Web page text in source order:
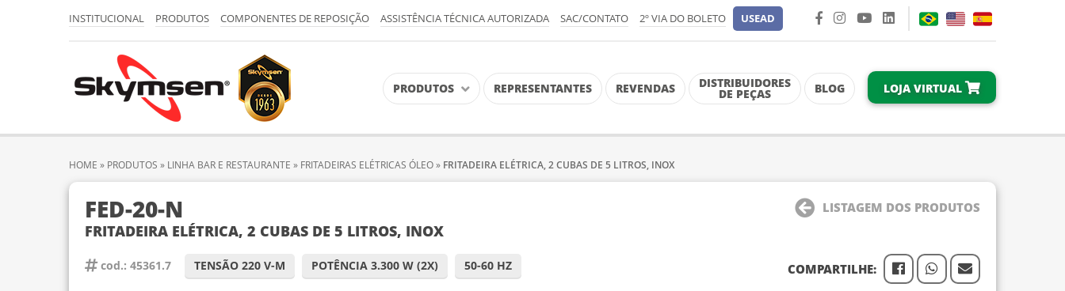
INSTITUCIONAL PRODUTOS COMPONENTES DE REPOSIÇÃO ASSISTÊNCIA TÉCNICA AUTORIZADA SAC/CONTATO 2º VIA DO BOLETO USEAD
PRODUTOS REPRESENTANTES REVENDAS DISTRIBUIDORES
DE PEÇAS BLOG LOJA VIRTUAL
HOME » PRODUTOS » LINHA BAR E RESTAURANTE » FRITADEIRAS ELÉTRICAS ÓLEO» FRITADEIRA ELÉTRICA, 2 CUBAS DE 5 LITROS, INOX
LISTAGEM DOS PRODUTOS
FED-20-N
FRITADEIRA ELÉTRICA, 2 CUBAS DE 5 LITROS, INOX
cod.: 45361.7 TENSÃO 220 V-M POTÊNCIA 3.300 W (2X) 50-60 HZ COMPARTILHE: